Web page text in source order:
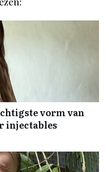
vorm van
injectables